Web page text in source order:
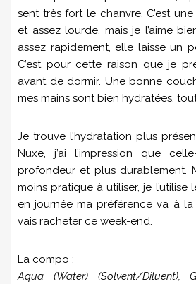
sent très fort le chanvre. C’est
et assez lourde, mais je l’aime
assez rapidement, elle laisse un
C’est pour cette raison que je
avant de dormir. Une bonne
mes mains sont bien hydratées,
Je trouve l’hydratation plus
Nuxe, j’ai l’impression que
profondeur et plus durablement.
moins pratique à utiliser, je l’utilise
en journée ma préférence va à
vais racheter ce week-end.
La compo :
Aqua (Water) (Solvent/Diluent),